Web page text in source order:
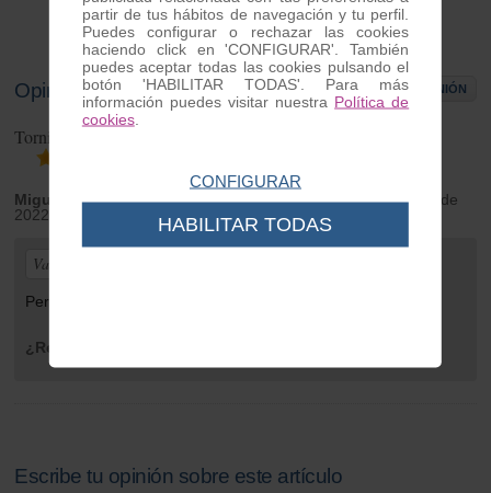
Opiniones de clientes ESCRIBIR OPINIÓN
Tornillo tapa caja carburador INOX Vespa
Miguel Ángel| de Castellón | Tuesday 13 de December de
2022
Valoración general:
Perfecto.
¿Recomendaría este producto?
Escribe tu opinión sobre este artículo
partir de tus hábitos de navegación y tu perfil.
Puedes configurar o rechazar las cookies
haciendo click en 'CONFIGURAR'. También
puedes aceptar todas las cookies pulsando el
botón 'HABILITAR TODAS'. Para más
información puedes visitar nuestra Política de
cookies.
CONFIGURAR
HABILITAR TODAS